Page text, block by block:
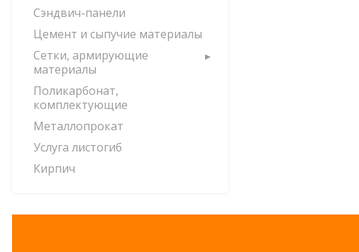
Сэндвич-панели
Цемент и сыпучие материалы
Сетки, армирующие
материалы
Поликарбонат,
комплектующие
Металлопрокат
Услуга листогиб
Кирпич